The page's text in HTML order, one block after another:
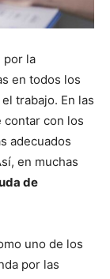
por la
en todos los
trabajo. En las
contar con los
adecuados
en muchas
de
uno de los
por las